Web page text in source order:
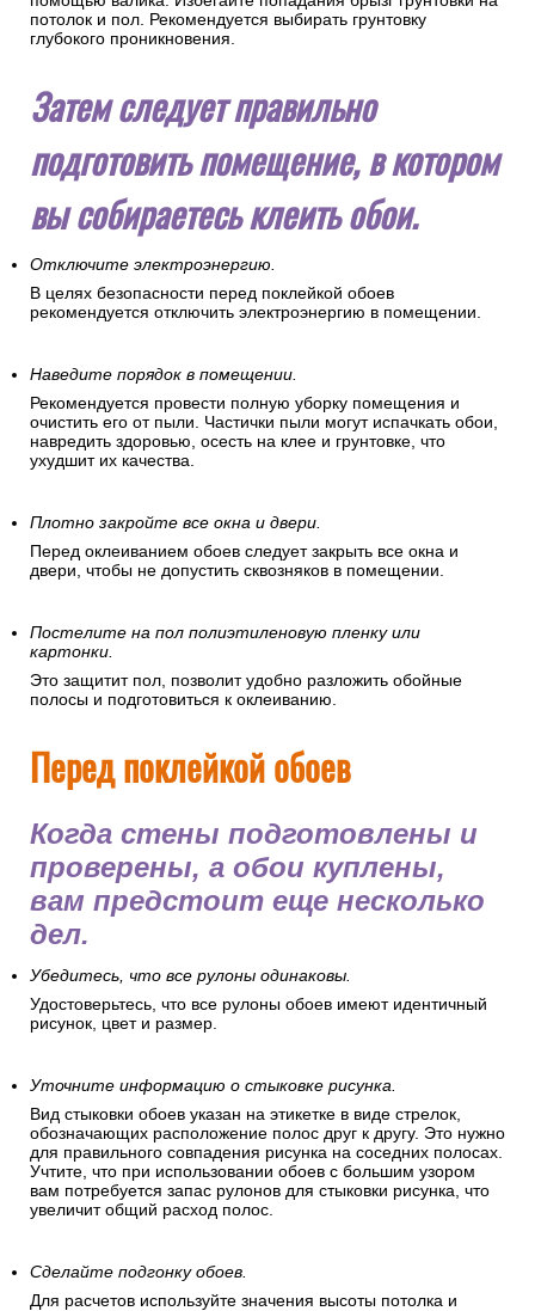
потолок и пол. Рекомендуется выбирать грунтовку
глубокого проникновения.
Затем следует правильно
подготовить помещение, в котором
вы собираетесь клеить обои.
Отключите электроэнергию.
В целях безопасности перед поклейкой обоев
рекомендуется отключить электроэнергию в помещении.
Наведите порядок в помещении.
Рекомендуется провести полную уборку помещения и
очистить его от пыли. Частички пыли могут испачкать обои,
навредить здоровью, осесть на клее и грунтовке, что
ухудшит их качества.
Плотно закройте все окна и двери.
Перед оклеиванием обоев следует закрыть все окна и
двери, чтобы не допустить сквозняков в помещении.
Постелите на пол полиэтиленовую пленку или
картонки.
Это защитит пол, позволит удобно разложить обойные
полосы и подготовиться к оклеиванию.
Перед поклейкой обоев
Когда стены подготовлены и
проверены, а обои куплены,
вам предстоит еще несколько
дел.
Убедитесь, что все рулоны одинаковы.
Удостоверьтесь, что все рулоны обоев имеют идентичный
рисунок, цвет и размер.
Уточните информацию о стыковке рисунка.
Вид стыковки обоев указан на этикетке в виде стрелок,
обозначающих расположение полос друг к другу. Это нужно
для правильного совпадения рисунка на соседних полосах.
Учтите, что при использовании обоев с большим узором
вам потребуется запас рулонов для стыковки рисунка, что
увеличит общий расход полос.
Сделайте подгонку обоев.
Для расчетов используйте значения высоты потолка и